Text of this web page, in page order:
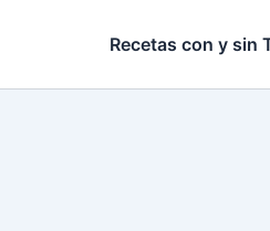
Recetas con y sin